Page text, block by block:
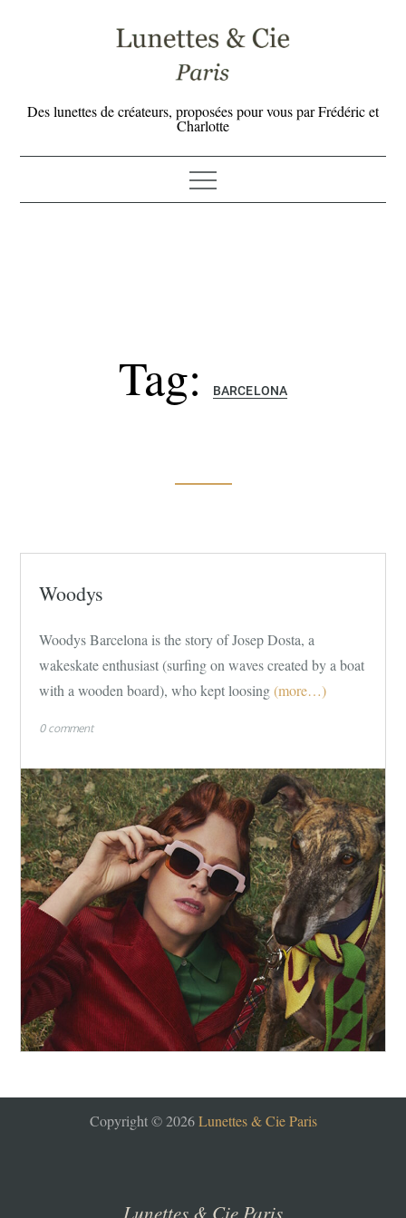
Des lunettes de créateurs, proposées pour vous par Frédéric et
Charlotte
Tag: BARCELONA
Woodys
Woodys Barcelona is the story of Josep Dosta, a
wakeskate enthusiast (surfing on waves created by a boat
with a wooden board), who kept loosing (more…)
0 comment
Copyright © 2026Lunettes & Cie Paris
Lunettes & Cie Paris